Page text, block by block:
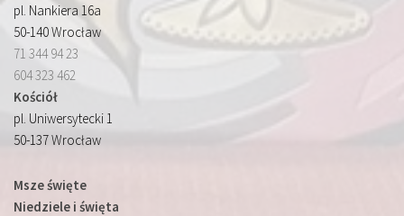
pl. Nankiera 16a
50-140 Wrocław
71 344 94 23
604 323 462
Kościół
pl. Uniwersytecki 1
50-137 Wrocław
Msze święte
Niedziele i święta